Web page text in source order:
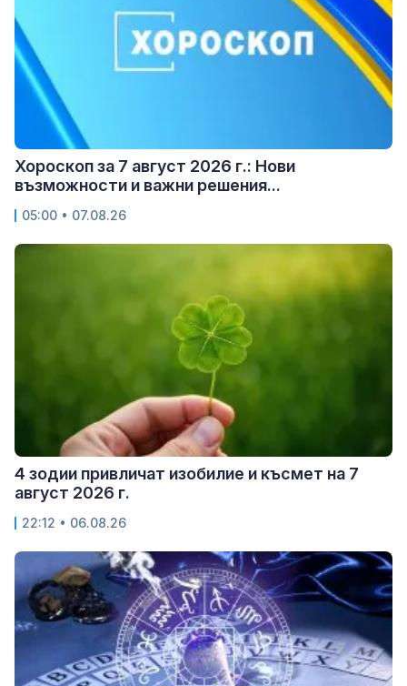
Хороскоп за 7 август 2026 г.: Нови
възможности и важни решения...
05:00 • 07.08.26
4 зодии привличат изобилие и късмет на 7
август 2026 г.
22:12 • 06.08.26